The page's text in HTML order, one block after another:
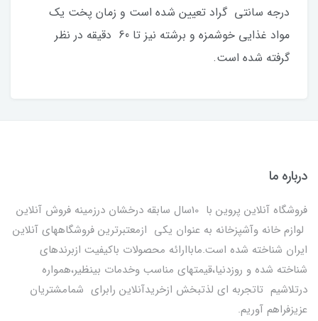
درجه سانتی گراد تعیین شده است و زمان پخت یک
مواد غذایی خوشمزه و برشته نیز تا 60 دقیقه در نظر
گرفته شده است.
درباره ما
فروشگاه آنلاین پروین با 10سال سابقه درخشان درزمینه فروش آنلاین
لوازم خانه وآشپزخانه به عنوان یکی ازمعتبرترین فروشگاههای آنلاین
ایران شناخته شده است.ماباارائه محصولات باکیفیت ازبرندهای
شناخته شده و روزدنیا،قیمتهای مناسب وخدمات بینظیر،همواره
درتلاشیم تاتجربه ای لذتبخش ازخریدآنلاین رابرای شمامشتریان
عزیزفراهم آوریم.